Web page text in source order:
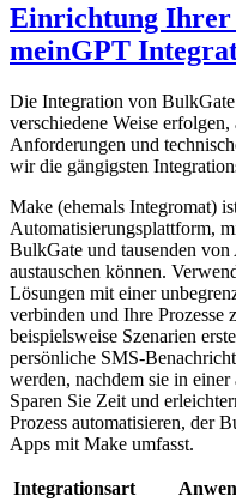
Einrichtung Ihrer
meinGPT
Die Integration von
verschiedene Weise
Anforderungen und
wir die gängigsten
Make (ehemals Integromat)
Automatisierungsplattform,
BulkGate und tausenden
austauschen können.
Lösungen mit einer
verbinden und Ihre Prozesse
beispielsweise Szenarien
persönliche SMS-
werden, nachdem sie in
Sparen Sie Zeit und
Prozess automatisieren, der
Apps mit Make umfasst.
Integrationsart